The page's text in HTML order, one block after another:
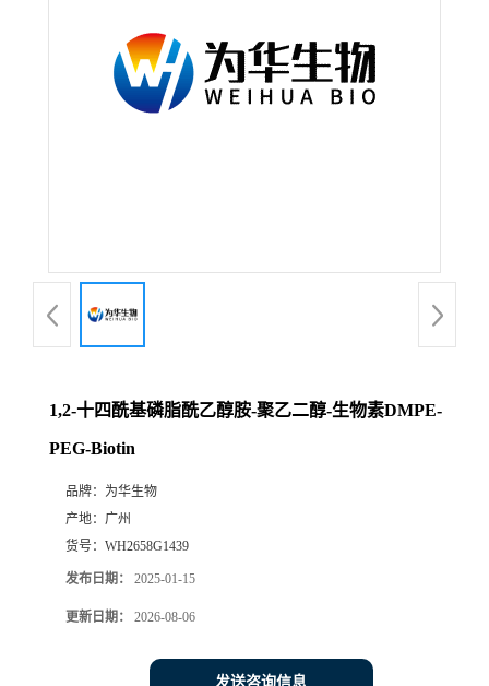
1,2-十四酰基磷脂酰乙醇胺-聚乙二醇-生物素DMPE-
PEG-Biotin
品牌： 为华生物
产地： 广州
货号： WH2658G1439
发布日期： 2025-01-15
更新日期： 2026-08-06
发送咨询信息